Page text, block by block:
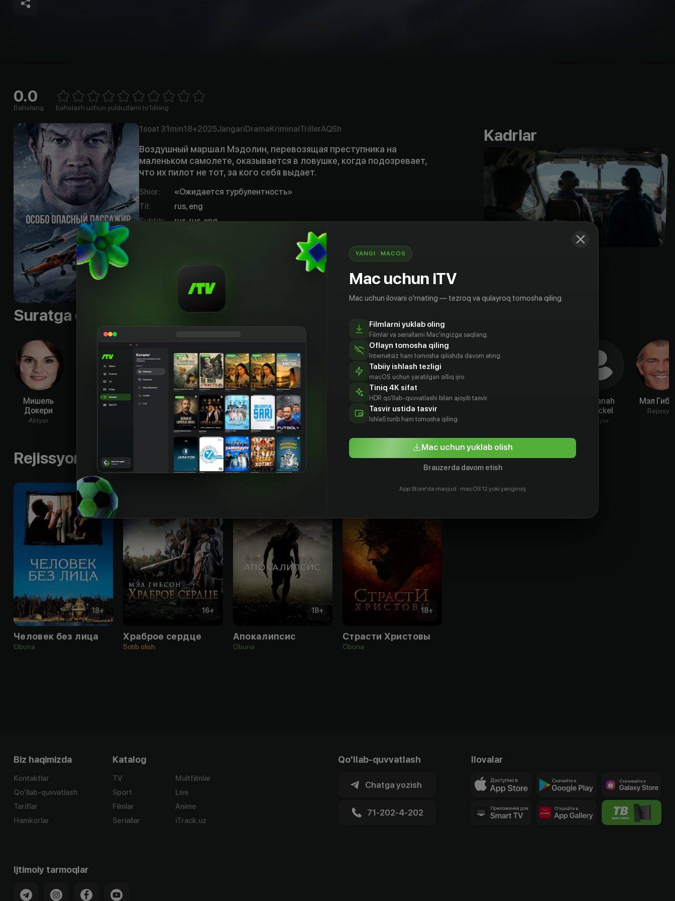
0.0
Baholang 1 Star2 Stars3 Stars4 Stars5 Stars6 Stars7 Stars8 Stars
baholash uchun yulduzlarni to'ldiring
1soat 31min18+2025JangariDramaKriminalTrillerAQSh
Воздушный маршал Мэдолин, перевозящая преступника на
маленьком самолете, оказывается в ловушке, когда подозревает,
что их пилот не тот, за кого себя выдает.
Shior:
«Ожидается турбулентность»
Til:
rus, eng
Subtitr:
rus, rus, eng
Kadrlar
Suratga olish guruhi
Мишель
Докери
Aktyor
Марк
Тофер Грейс Леа Ремини
Aktyor
Мониб Абат
Aktyor
Виктор
Maaz Ali
Aktyor
Eilise Patton
Savanah
Joeckel
Aktyor
Мэл
Rejissyor
Rejissyorning boshqa ishlari
18+
Человек без лица
Obuna
16+
Храброе сердце
Sotib olish
18+
Апокалипсис
Obuna
18+
Страсти Христовы
Obuna
Biz haqimizda
Kontaktlar
Qo'llab-quvvatlash
Tariflar
Hamkorlar
Katalog
TV
Sport
Filmlar
Seriallar
Multfilmlar
Live
Anime
iTrack.uz
Qo'llab-quvvatlash
Chatga yozish
71-202-4-202
Ilovalar
Ijtimoiy tarmoqlar
YANGI · MACOS
Mac uchun iTV
Mac uchun ilovani o'rnating — tezroq va qulayroq tomosha qiling.
Filmlarni yuklab oling
Filmlar va seriallarni Mac'ingizga saqlang.
Oflayn tomosha qiling
Internetsiz ham tomosha qilishda davom eting.
Tabiiy ishlash tezligi
macOS uchun yaratilgan silliq ijro.
Tiniq 4K sifat
HDR qo'llab-quvvatlashi bilan ajoyib tasvir.
Tasvir ustida tasvir
Ishlаб turib ham tomosha qiling.
Mac uchun yuklab olish
Brauzerda davom etish
App Store'da mavjud · macOS 12 yoki yangiroq